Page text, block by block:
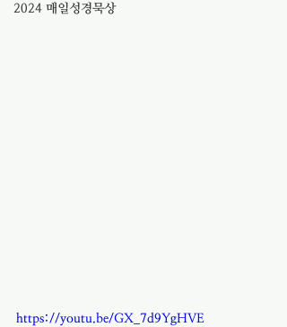
2024 매일성경묵상
https://youtu.be/GX_7d9YgHVE